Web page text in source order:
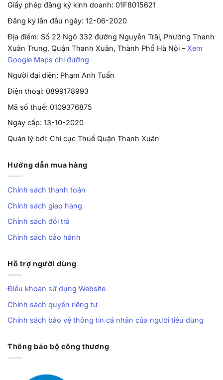
Giấy phép đăng ký kinh doanh: 01F8015621
Đăng ký lần đầu ngày: 12-06-2020
Địa điểm: Số 22 Ngõ 332 đường Nguyễn Trãi, Phường Thanh
Xuân Trung, Quận Thanh Xuân, Thành Phố Hà Nội – Xem
Google Maps chỉ đường
Người đại diện: Phạm Anh Tuấn
Điện thoại: 0899178993
Mã số thuế: 0109376875
Ngày cấp: 13-10-2020
Quản lý bởi: Chi cục Thuế Quận Thanh Xuân
Hướng dẫn mua hàng
Chính sách thanh toán
Chính sách giao hàng
Chính sách đổi trả
Chính sách bảo hành
Hỗ trợ người dùng
Điều khoản sử dụng Website
Chính sách quyền riêng tư
Chính sách bảo vệ thông tin cá nhân của người tiêu dùng
Thông báo bộ công thương